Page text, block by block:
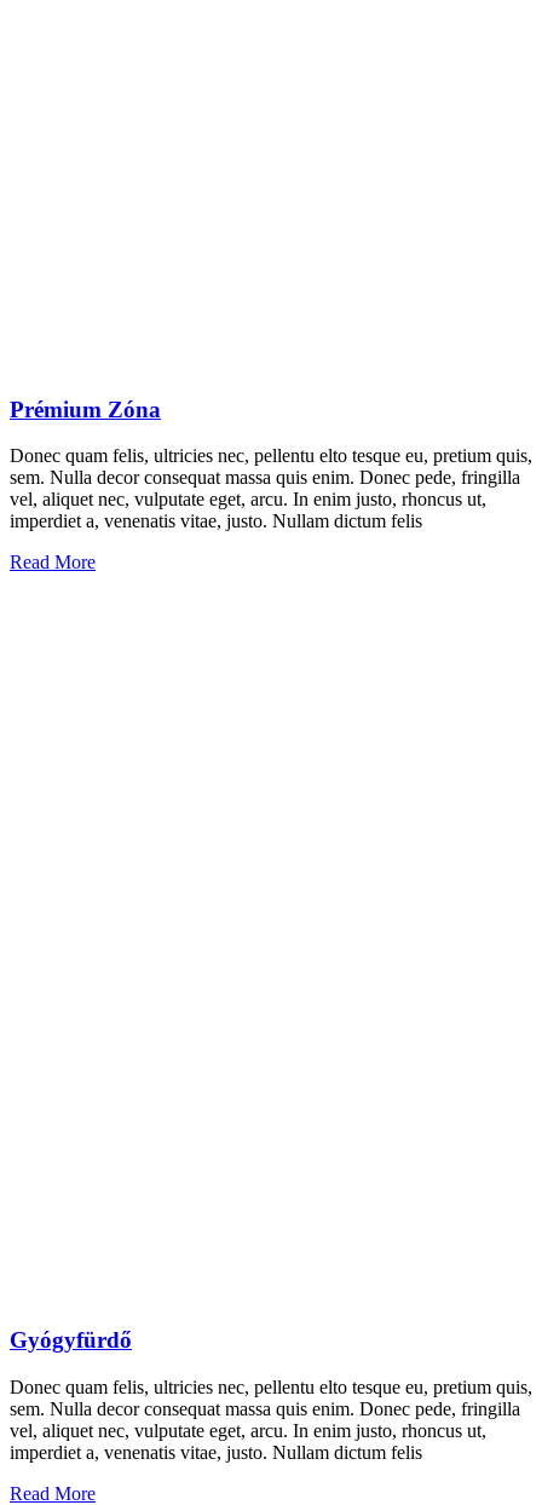
Prémium Zóna
Donec quam felis, ultricies nec, pellentu elto tesque eu, pretium quis,
sem. Nulla decor consequat massa quis enim. Donec pede, fringilla
vel, aliquet nec, vulputate eget, arcu. In enim justo, rhoncus ut,
imperdiet a, venenatis vitae, justo. Nullam dictum felis
Read More
Gyógyfürdő
Donec quam felis, ultricies nec, pellentu elto tesque eu, pretium quis,
sem. Nulla decor consequat massa quis enim. Donec pede, fringilla
vel, aliquet nec, vulputate eget, arcu. In enim justo, rhoncus ut,
imperdiet a, venenatis vitae, justo. Nullam dictum felis
Read More